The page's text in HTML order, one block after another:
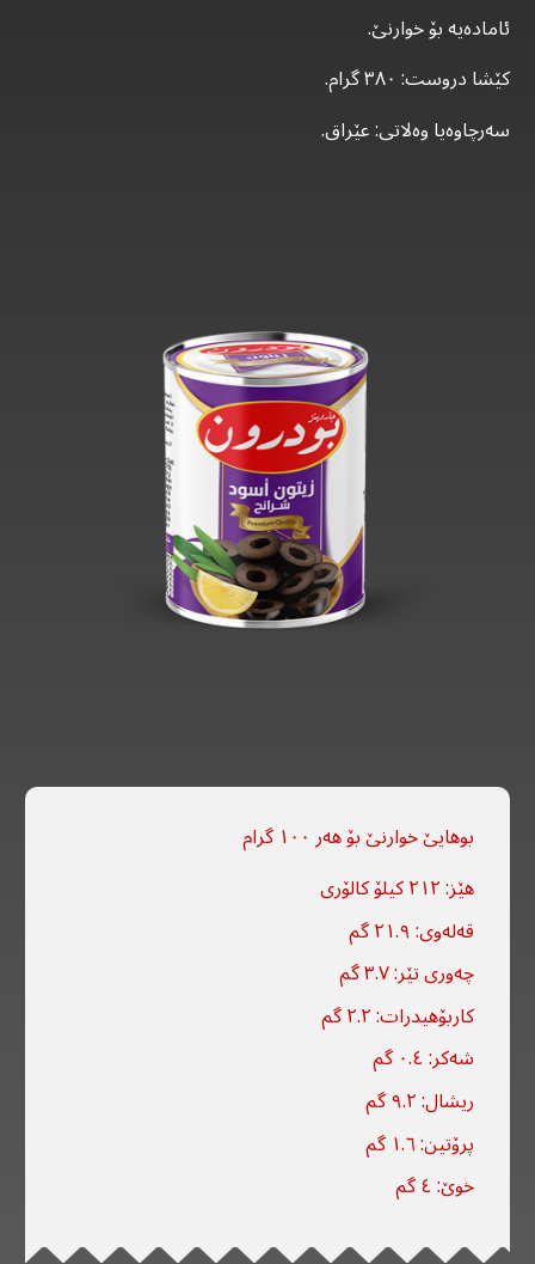
ئامادەیە بۆ خوارنێ.
کێشا دروست: ٣٨٠ گرام.
سەرچاوەیا وەلاتی: عێراق.
بوهایێ خوارنێ بۆ هەر ١٠٠ گرام
هێز: ٢١٢ کیلۆ کالۆری
قەلەوی: ٢١.٩ گم
چەوری تێر: ٣.٧ گم
کاربۆهیدرات: ٢.٢ گم
شەکر: ٠.٤ گم
ریشال: ٩.٢ گم
پرۆتین: ١.٦ گم
خوێ: ٤ گم